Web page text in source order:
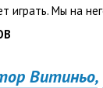
играть. Мы на
Витиньо,